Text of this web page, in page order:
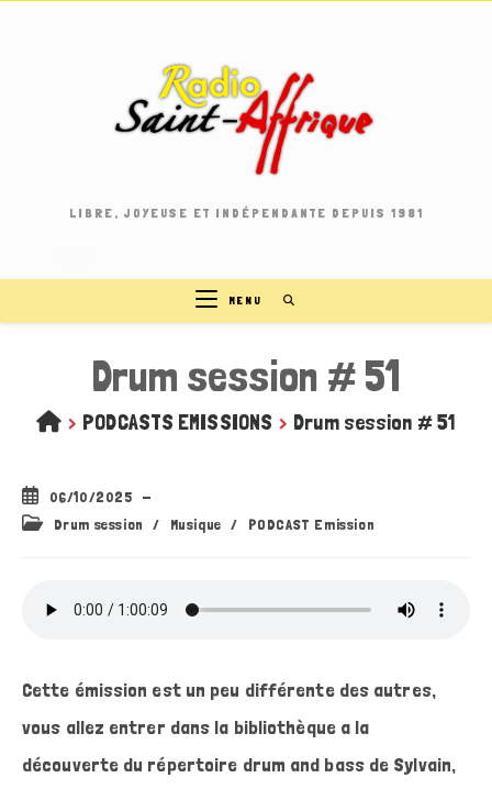
LIBRE, JOYEUSE ET INDÉPENDANTE DEPUIS 1981
MENU
Drum session # 51
> PODCASTS EMISSIONS > Drum session # 51
Publication
publiée :
06/10/2025
Post Drum session / Musique / PODCAST Emission
Cette émission est un peu différente des autres,
vous allez entrer dans la bibliothèque a la
découverte du répertoire drum and bass de Sylvain,